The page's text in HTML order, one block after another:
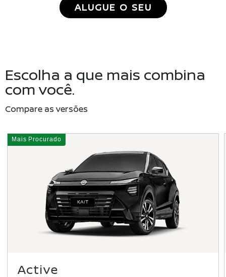
ALUGUE O SEU
Escolha a que mais combina
com você.
Compare as versões
Active